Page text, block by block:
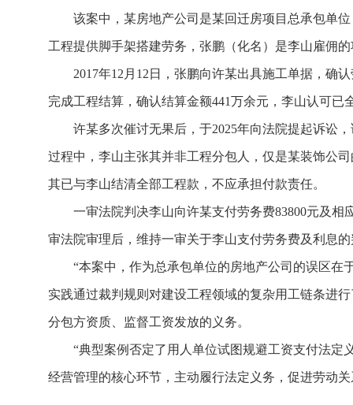
该案中，某房地产公司是某回迁房项目总承包单
工程提供脚手架搭建劳务，张鹏（化名）是李山雇佣
2017年12月12日，张鹏向许某出具施工单据，确
完成工程结算，确认结算金额441万余元，李山认可
许某多次催讨无果后，于2025年向法院提起诉讼
过程中，李山主张其并非工程分包人，仅是某装饰公
其已与李山结清全部工程款，不应承担付款责任。
一审法院判决李山向许某支付劳务费83800元及
审法院审理后，维持一审关于李山支付劳务费及利息
“本案中，作为总承包单位的房地产公司的误区在
实践通过裁判规则对建设工程领域的复杂用工链条进
分包方资质、监督工资发放的义务。
“典型案例否定了用人单位试图规避工资支付法
经营管理的核心环节，主动履行法定义务，促进劳动